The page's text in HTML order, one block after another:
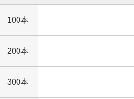
100本
200本
300本